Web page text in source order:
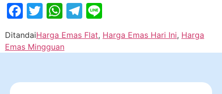
Facebook
Twitter
WhatsApp
Telegram
DitandaiHarga Emas Flat, Harga Emas Hari Ini, Harga
Emas Mingguan